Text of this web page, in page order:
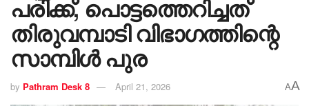
പരിക്ക്, പൊട്ടത്തെറിച്ചത്
തിരുവമ്പാടി വിഭാഗത്തിന്റെ
സാമ്പിൾ പുര
by Pathram Desk 8 April 21, 2026 AA